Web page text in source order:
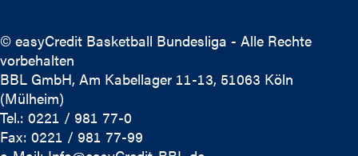
© easyCredit Basketball Bundesliga - Alle Rechte
vorbehalten
BBL GmbH, Am Kabellager 11-13, 51063 Köln
(Mülheim)
Tel.: 0221 / 981 77-0
Fax: 0221 / 981 77-99